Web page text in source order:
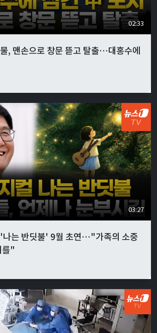
02:33
, 맨손으로 창문 뜯고 탈출…대홍수에
03:27
'나는 반딧불' 9월 초연…"가족의 소중
를"